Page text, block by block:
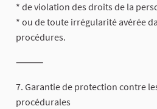
* de violation des droits de la
* ou de toute irrégularité avérée
procédures.
⸻
7. Garantie de protection contre
procédurales